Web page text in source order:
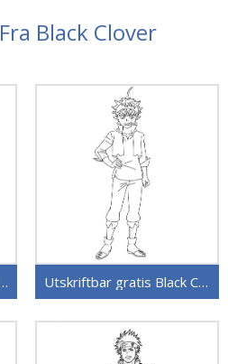
Black Clover
Black Clover Utskriftbar gratis Black Clover